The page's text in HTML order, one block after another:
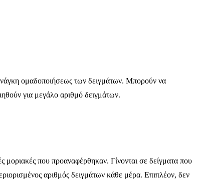
ομαδοποιήσεως των δειγμάτων. Μπορούν να
για μεγάλο αριθμό δειγμάτων.
μοριακές που προαναφέρθηκαν. Γίνονται σε δείγματα που
αριθμός δειγμάτων κάθε μέρα. Επιπλέον, δεν